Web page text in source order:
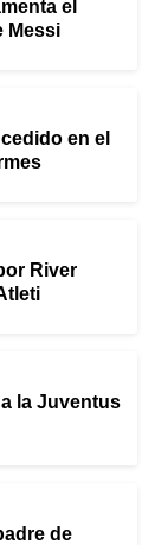
el
Messi
en el
River
la Juventus
de